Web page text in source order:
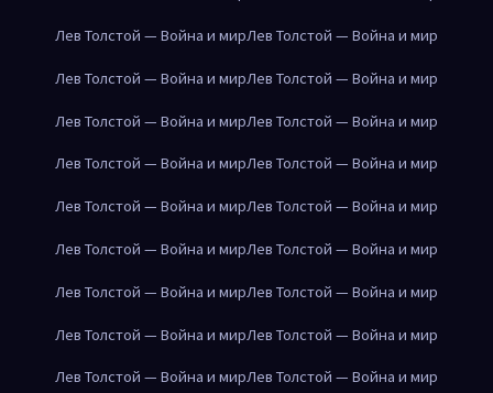
Лев Толстой — Война и мирЛев Толстой — Война и мир
Лев Толстой — Война и мирЛев Толстой — Война и мир
Лев Толстой — Война и мирЛев Толстой — Война и мир
Лев Толстой — Война и мирЛев Толстой — Война и мир
Лев Толстой — Война и мирЛев Толстой — Война и мир
Лев Толстой — Война и мирЛев Толстой — Война и мир
Лев Толстой — Война и мирЛев Толстой — Война и мир
Лев Толстой — Война и мирЛев Толстой — Война и мир
Лев Толстой — Война и мирЛев Толстой — Война и мир